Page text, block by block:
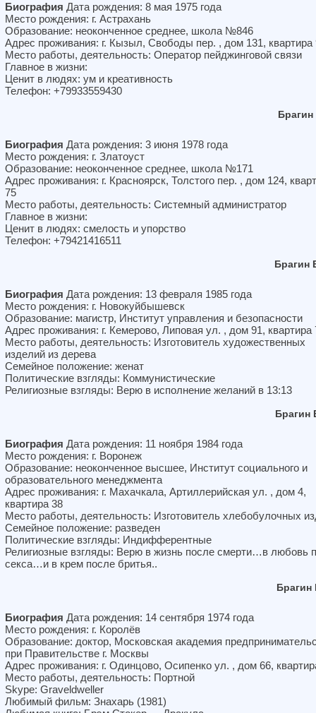
Биография Дата рождения: 8 мая 1975 года
Место рождения: г. Астрахань
Образование: неоконченное среднее, школа №846
Адрес проживания: г. Кызыл, Свободы пер. , дом 131, квартира
Место работы, деятельность: Оператор пейджинговой связи
Главное в жизни:
Ценит в людях: ум и креативность
Телефон: +79933559430
Биография Дата рождения: 3 июня 1978 года
Место рождения: г. Златоуст
Образование: неоконченное среднее, школа №171
Адрес проживания: г. Красноярск, Толстого пер. , дом 124,
75
Место работы, деятельность: Системный администратор
Главное в жизни:
Ценит в людях: смелость и упорство
Телефон: +79421416511
Брагин
Биография Дата рождения: 13 февраля 1985 года
Место рождения: г. Новокуйбышевск
Образование: магистр, Институт управления и безопасности
Адрес проживания: г. Кемерово, Липовая ул. , дом 91, квартира
Место работы, деятельность: Изготовитель художественных
изделий из дерева
Семейное положение: женат
Политические взгляды: Коммунистические
Религиозные взгляды: Верю в исполнение желаний в 13:13
Брагин
Биография Дата рождения: 11 ноября 1984 года
Место рождения: г. Воронеж
Образование: неоконченное высшее, Институт социального и
образовательного менеджмента
Адрес проживания: г. Махачкала, Артиллерийская ул. , дом 4,
квартира 38
Место работы, деятельность: Изготовитель хлебобулочных
Семейное положение: разведен
Политические взгляды: Индифферентные
Религиозные взгляды: Верю в жизнь после смерти…в любовь
секса…и в крем после бритья..
Брагин
Биография Дата рождения: 14 сентября 1974 года
Место рождения: г. Королёв
Образование: доктор, Московская академия
при Правительстве г. Москвы
Адрес проживания: г. Одинцово, Осипенко ул. , дом 66,
Место работы, деятельность: Портной
Skype: Graveldweller
Любимый фильм: Знахарь (1981)